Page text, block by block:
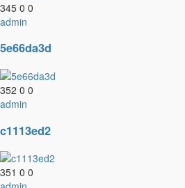
345 0 0
admin
5e66da3d
352 0 0
admin
c1113ed2
351 0 0